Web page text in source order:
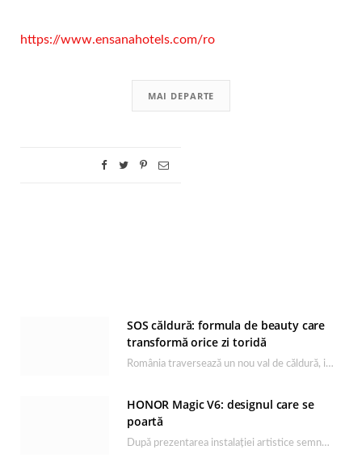
https://www.ensanahotels.com/ro
MAI DEPARTE
SOS căldură: formula de beauty care
transformă orice zi toridă
România traversează un nou val de căldură, iar rutina de îngrijire capătă un rol esențial…
HONOR Magic V6: designul care se
poartă
După prezentarea instalației artistice semnată de Catrinel Săbăciag în cadrul evenimentului de lansare HONOR Magic…